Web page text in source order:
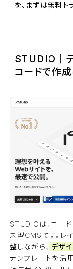
を、まずは無料ト
STUDIO｜
コードで作
STUDIOは、コー
ス型CMSです。レ
整しながら、 デザ
テンプレートを活